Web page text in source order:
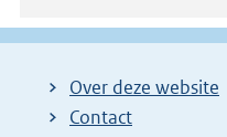
Over deze website
Contact